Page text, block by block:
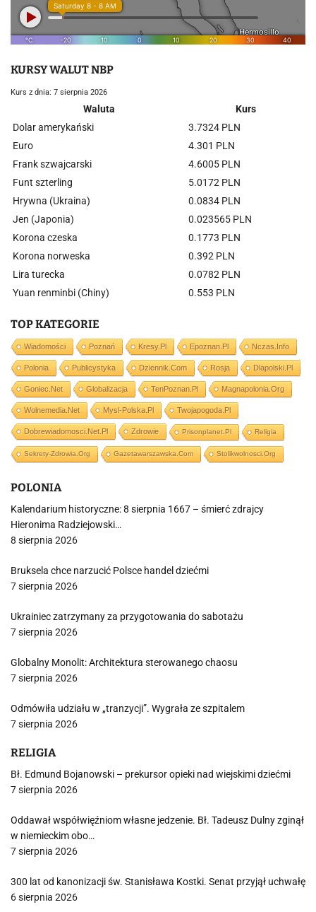
KURSY WALUT NBP
Kurs z dnia: 7 sierpnia 2026
Waluta
Kurs
Dolar amerykański
3.7324 PLN
Euro
4.301 PLN
Frank szwajcarski
4.6005 PLN
Funt szterling
5.0172 PLN
Hrywna (Ukraina)
0.0834 PLN
Jen (Japonia)
0.023565 PLN
Korona czeska
0.1773 PLN
Korona norweska
0.392 PLN
Lira turecka
0.0782 PLN
Yuan renminbi (Chiny)
0.553 PLN
TOP KATEGORIE
Wiadomości Poznań Kresy.pl Epoznan.pl Nczas.info
Polonia Publicystyka Dziennik.com Rosja Dlapolski.pl
Goniec.net Globalizacja TenPoznan.pl Magnapolonia.org
Wolnemedia.net Mysl-Polska.pl Twojapogoda.pl
Dobrewiadomosci.net.pl Zdrowie Prisonplanet.pl Religia
Sekrety-Zdrowia.org Gazetawarszawska.com Stolikwolnosci.org
POLONIA
Kalendarium historyczne: 8 sierpnia 1667 – śmierć zdrajcy
Hieronima Radziejowski…
8 sierpnia 2026
Bruksela chce narzucić Polsce handel dziećmi
7 sierpnia 2026
Ukrainiec zatrzymany za przygotowania do sabotażu
7 sierpnia 2026
Globalny Monolit: Architektura sterowanego chaosu
7 sierpnia 2026
Odmówiła udziału w „tranzycji”. Wygrała ze szpitalem
7 sierpnia 2026
RELIGIA
Bł. Edmund Bojanowski – prekursor opieki nad wiejskimi dziećmi
7 sierpnia 2026
Oddawał współwięźniom własne jedzenie. Bł. Tadeusz Dulny zginął
w niemieckim obo…
7 sierpnia 2026
300 lat od kanonizacji św. Stanisława Kostki. Senat przyjął uchwałę
6 sierpnia 2026